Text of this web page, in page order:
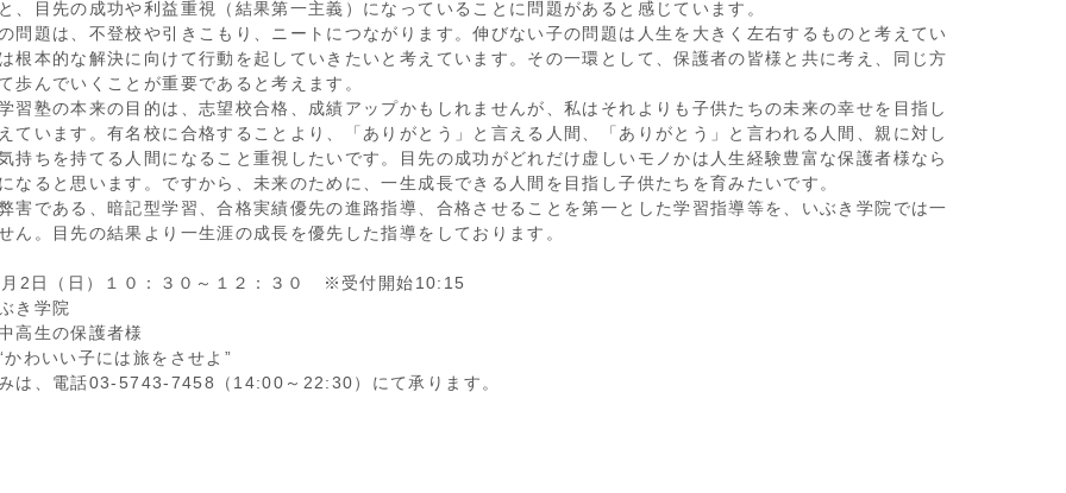
、目先の成功や利益重視（結果第一主義）になっていることに問題があると感じています。
問題は、不登校や引きこもり、ニートにつながります。伸びない子の問題は人生を大きく左右するものと考えてい
根本的な解決に向けて行動を起していきたいと考えています。その一環として、保護者の皆様と共に考え、同じ方
歩んでいくことが重要であると考えます。
習塾の本来の目的は、志望校合格、成績アップかもしれませんが、私はそれよりも子供たちの未来の幸せを目指し
ています。有名校に合格することより、「ありがとう」と言える人間、「ありがとう」と言われる人間、親に対し
持ちを持てる人間になること重視したいです。目先の成功がどれだけ虚しいモノかは人生経験豊富な保護者様なら
なると思います。ですから、未来のために、一生成長できる人間を目指し子供たちを育みたいです。
害である、暗記型学習、合格実績優先の進路指導、合格させることを第一とした学習指導等を、いぶき学院では一
ん。目先の結果より一生涯の成長を優先した指導をしております。
2日（日）１０：３０～１２：３０ ※受付開始10:15
き学院
高生の保護者様
かわいい子には旅をさせよ”
は、電話03-5743-7458（14:00～22:30）にて承ります。